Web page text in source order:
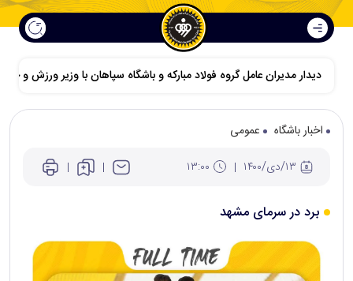
دیدار مدیران عامل گروه فولاد مبارکه و باشگاه سپاهان با وزیر ورزش و
اخبار باشگاه
عمومی
برد در سرمای مشهد